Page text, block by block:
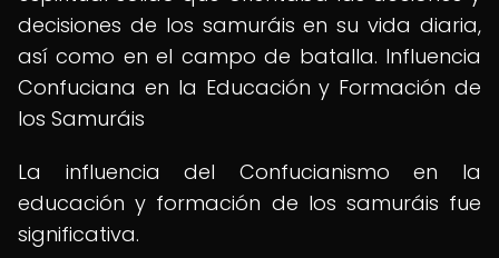
decisiones de los samuráis en su vida diaria,
así como en el campo de batalla. Influencia
Confuciana en la Educación y Formación de
los Samuráis
La influencia del Confucianismo en la
educación y formación de los samuráis fue
significativa.